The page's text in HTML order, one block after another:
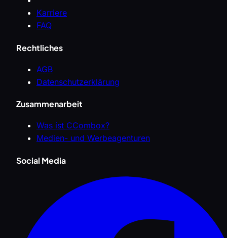
Karriere
FAQ
Rechtliches
AGB
Datenschutzerklärung
Zusammenarbeit
Was ist CCombox?
Medien- und Werbeagenturen
Social Media